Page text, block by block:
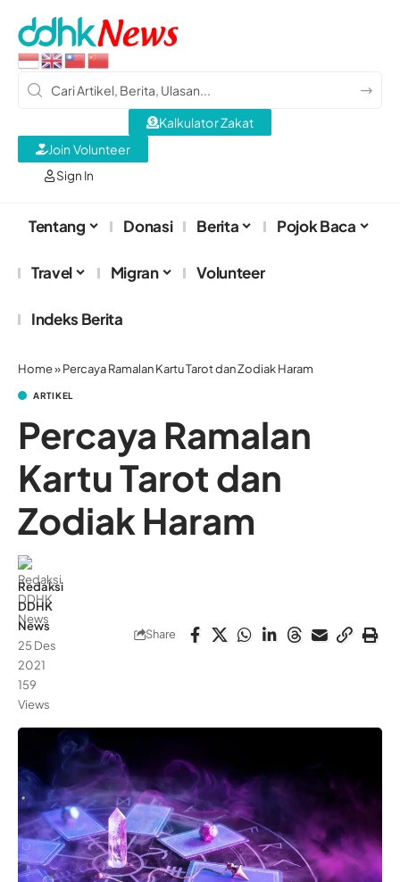
Sign In
Kalkulator Zakat
Join Volunteer
Tentang Donasi Berita Pojok Baca
Travel Migran Volunteer
Indeks Berita
Home»Percaya Ramalan Kartu Tarot dan Zodiak Haram
ARTIKEL
Percaya Ramalan
Kartu Tarot dan
Zodiak Haram
Redaksi
DDHK
News
25 Des
2021
159
Views
Share